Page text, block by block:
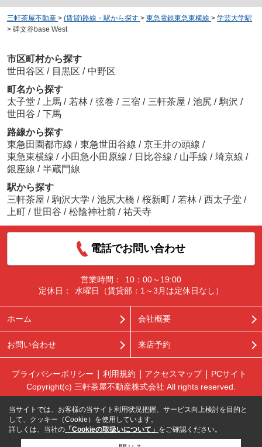
三軒茶屋不動産 > (賃貸)路線・駅から探す > 東急電鉄東急東横線 > 学芸大学駅
> 碑文谷base West
市区町村から探す
世田谷区 / 目黒区 / 中野区
町名から探す
太子堂 / 上馬 / 若林 / 弦巻 / 三宿 / 三軒茶屋 / 池尻 / 駒沢 /
世田谷 / 下馬
路線から探す
東急田園都市線 / 東急世田谷線 / 京王井の頭線 /
東急東横線 / 小田急小田原線 / 日比谷線 / 山手線 / 埼京線 /
銀座線 / 半蔵門線
駅から探す
三軒茶屋 / 駒沢大学 / 池尻大橋 / 桜新町 / 若林 / 西太子堂 /
上町 / 世田谷 / 松陰神社前 / 祐天寺
電話でお問い合わせ
営業時間：
10：00～19:00
定休日：
水曜日（賃貸部：1～3月は定休日なし）
ホーム 会社概要
お問い合わせ 来店予約
プライバシーポリシー 利用規約 アクセスマップ
PCサイト
Copyright(c) 三軒茶屋不動産株式会社 All rights reserved.
当サイトでは、お客様の当サイト利用状況把握、サービス向上検討を目的と
して、クッキー（Cookie）を使用しています。
詳しくは、当社の 「Cookieの取扱いについて」 をご確認ください。